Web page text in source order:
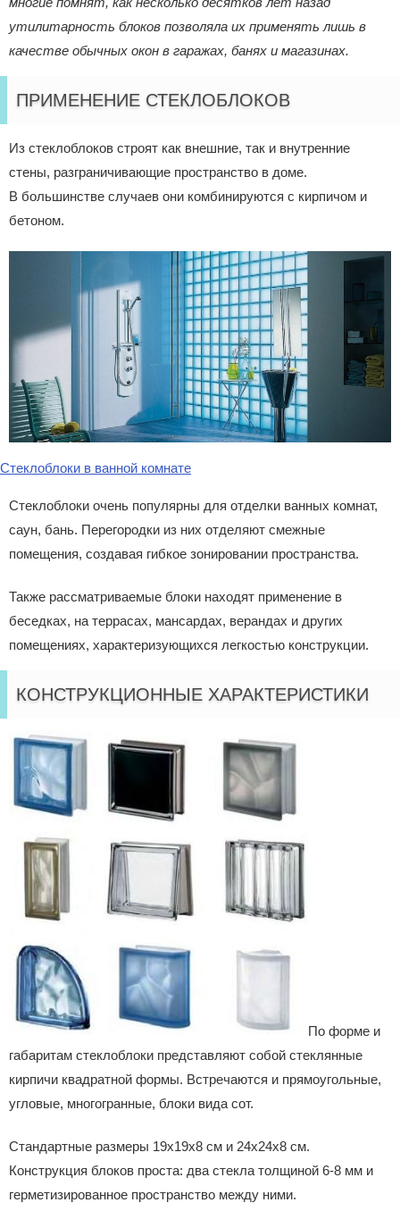
утилитарность блоков позволяла их применять лишь в
качестве обычных окон в гаражах, банях и магазинах.
ПРИМЕНЕНИЕ СТЕКЛОБЛОКОВ
Из стеклоблоков строят как внешние, так и внутренние
стены, разграничивающие пространство в доме.
В большинстве случаев они комбинируются с кирпичом и
бетоном.
Стеклоблоки в ванной комнате
Стеклоблоки очень популярны для отделки ванных комнат,
саун, бань. Перегородки из них отделяют смежные
помещения, создавая гибкое зонировании пространства.
Также рассматриваемые блоки находят применение в
беседках, на террасах, мансардах, верандах и других
помещениях, характеризующихся легкостью конструкции.
КОНСТРУКЦИОННЫЕ ХАРАКТЕРИСТИКИ
По форме и
габаритам стеклоблоки представляют собой стеклянные
кирпичи квадратной формы. Встречаются и прямоугольные,
угловые, многогранные, блоки вида сот.
Стандартные размеры 19х19х8 см и 24х24х8 см.
Конструкция блоков проста: два стекла толщиной 6-8 мм и
герметизированное пространство между ними.